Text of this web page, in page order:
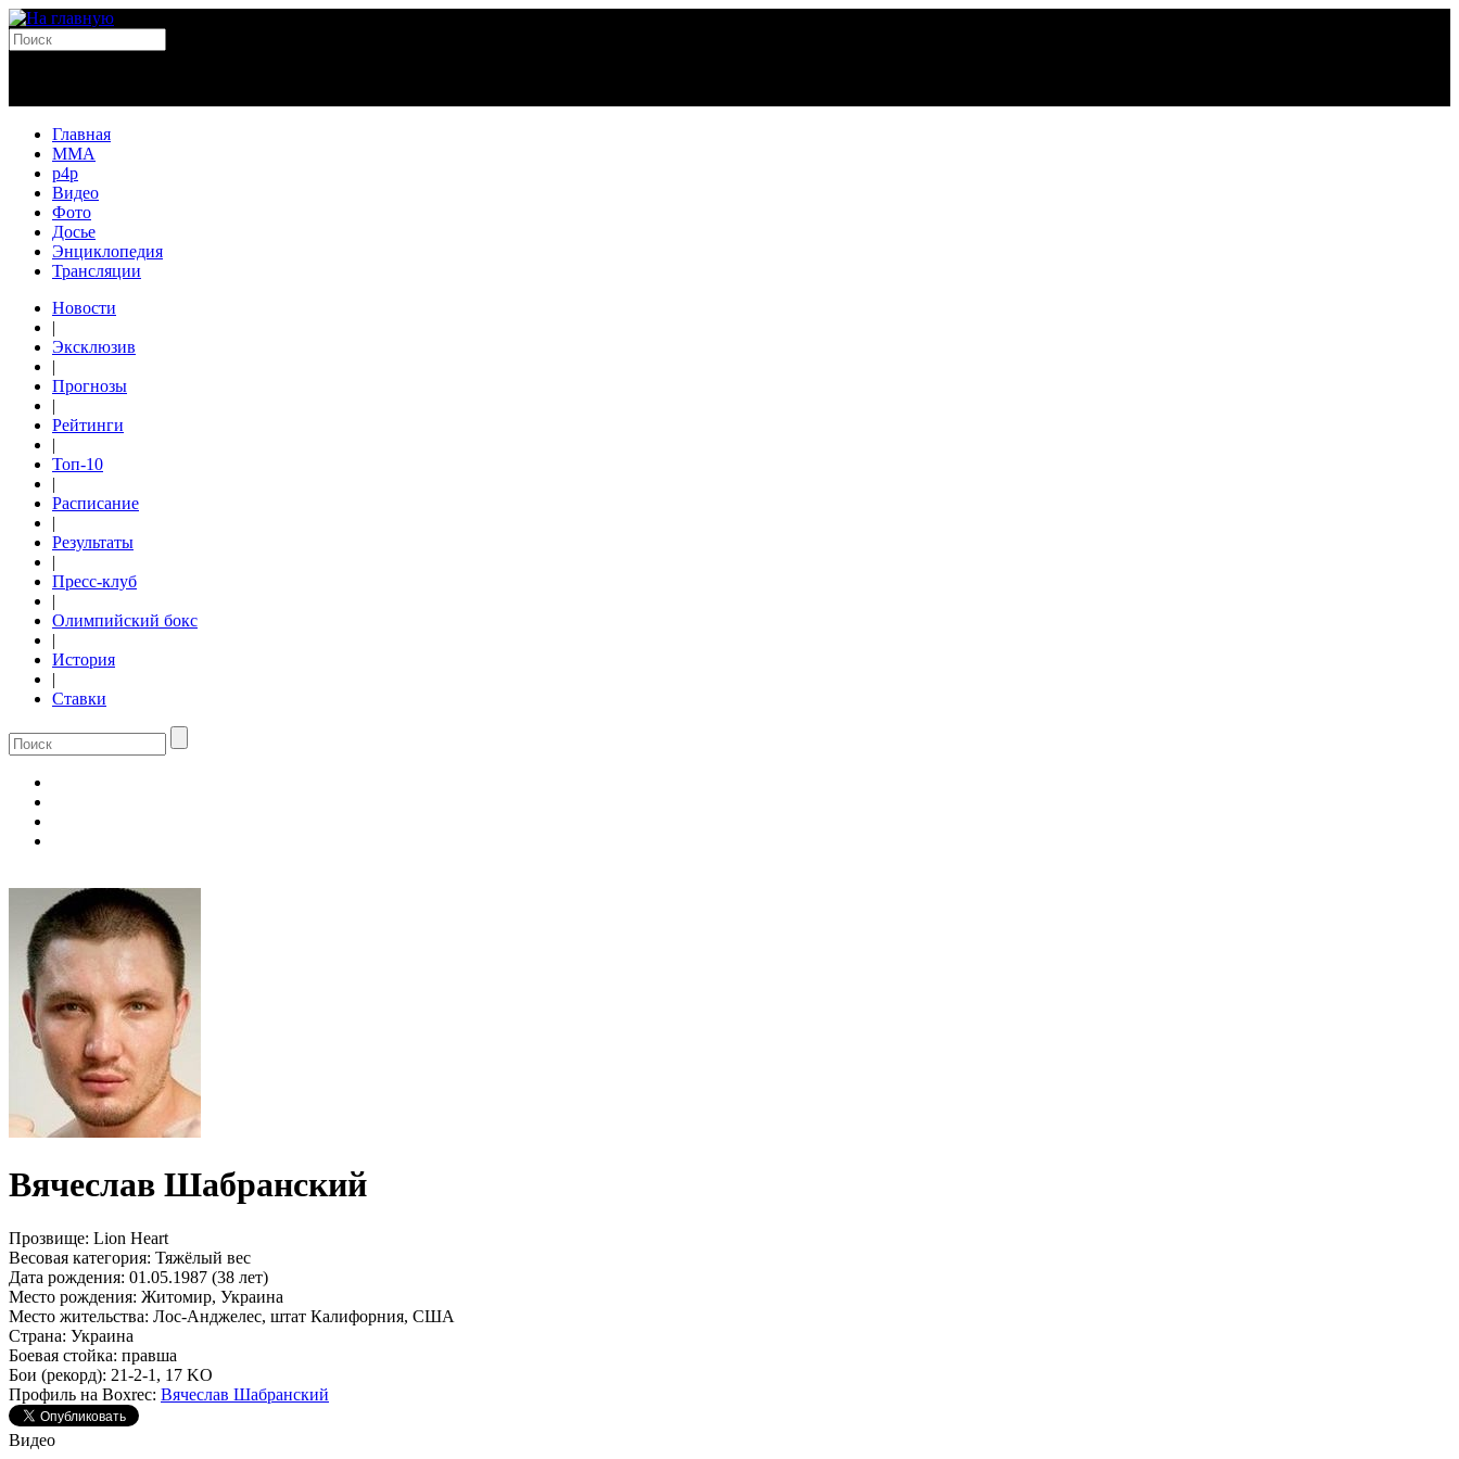
Главная
MMA
p4p
Видео
Фото
Досье
Энциклопедия
Трансляции
Новости
|
Эксклюзив
|
Прогнозы
|
Рейтинги
|
Топ-10
|
Расписание
|
Результаты
|
Пресс-клуб
|
Олимпийский бокс
|
История
|
Ставки
Вячеслав Шабранский
Прозвище: Lion Heart
Весовая категория: Тяжёлый вес
Дата рождения: 01.05.1987 (38 лет)
Место рождения: Житомир, Украина
Место жительства: Лос-Анджелес, штат Калифорния, США
Страна: Украина
Боевая стойка: правша
Бои (рекорд): 21-2-1, 17 KO
Профиль на Boxrec: Вячеслав Шабранский
Видео